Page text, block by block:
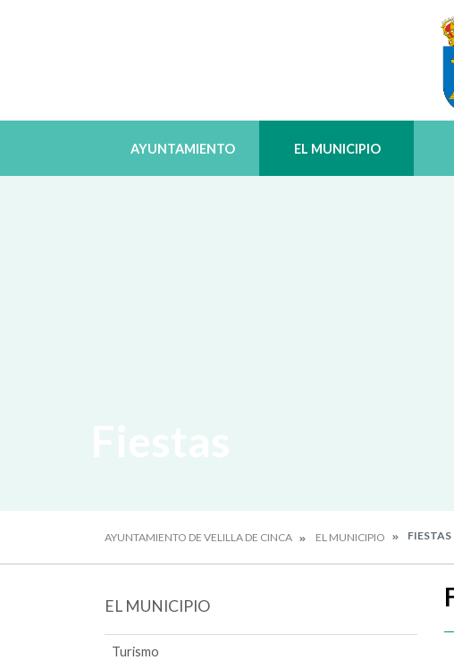
AYUNTAMIENTO EL MUNICIPIO
AYUNTAMIENTO DE VELILLA DE CINCA EL MUNICIPIO FIESTAS
EL MUNICIPIO
Turismo